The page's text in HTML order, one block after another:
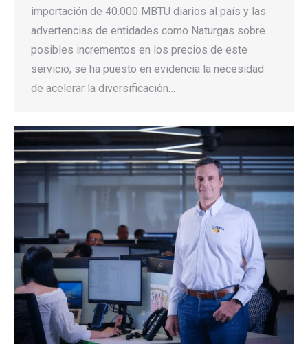
importación de 40.000 MBTU diarios al país y las
advertencias de entidades como Naturgas sobre
posibles incrementos en los precios de este
servicio, se ha puesto en evidencia la necesidad
de acelerar la diversificación…